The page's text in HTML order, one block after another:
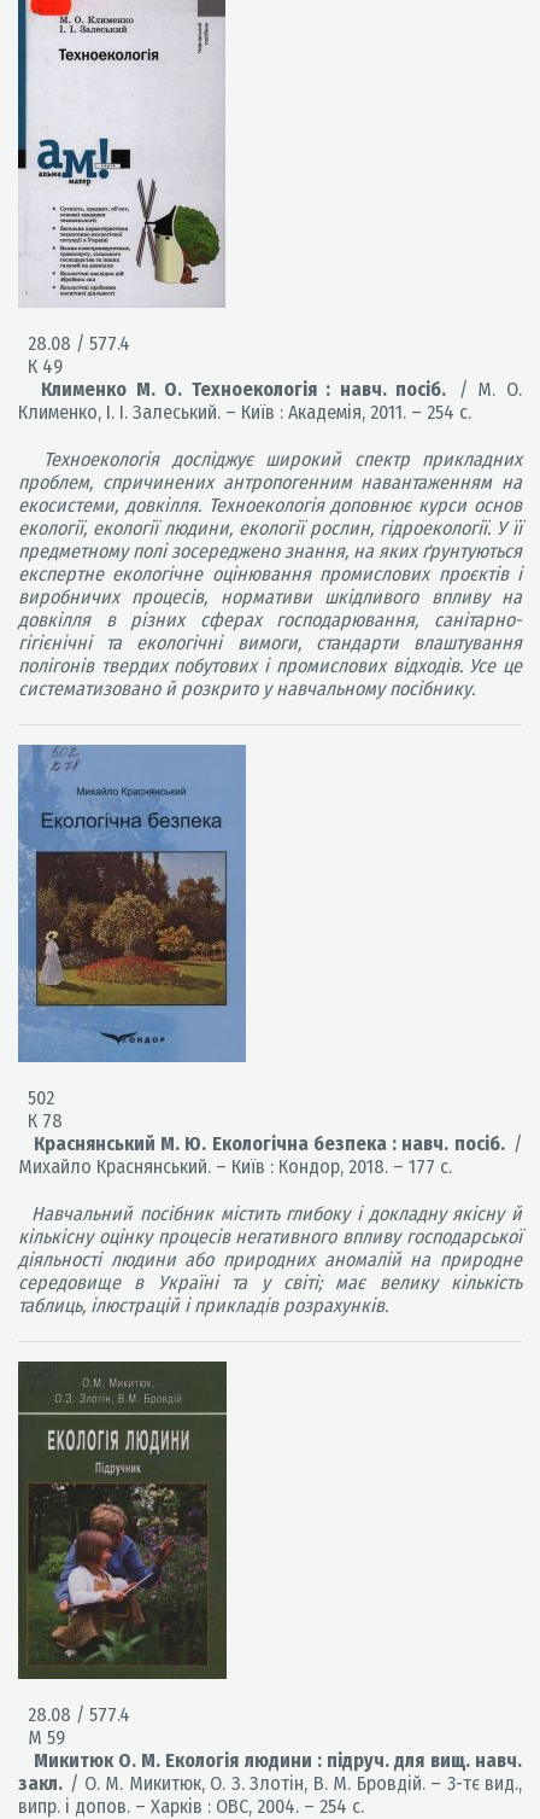
28.08 / 577.4
К 49
Клименко М. О. Техноекологія : навч. посіб.
/ М. О.
Клименко, І. І. Залеський. – Київ : Академія, 2011. – 254 с.
Техноекологія досліджує широкий спектр прикладних
проблем, спричинених антропогенним навантаженням на
екосистеми, довкілля. Техноекологія доповнює курси основ
екології, екології людини, екології рослин, гідроекології. У її
предметному полі зосереджено знання, на яких ґрунтуються
експертне екологічне оцінювання промислових проєктів і
виробничих процесів, нормативи шкідливого впливу на
довкілля в різних сферах господарювання, санітарно-
гігієнічні та екологічні вимоги, стандарти влаштування
полігонів твердих побутових і промислових відходів. Усе це
систематизовано й розкрито у навчальному посібнику.
502
К 78
Краснянський М. Ю. Екологічна безпека : навч. посіб. /
Михайло Краснянський. – Київ : Кондор, 2018. – 177 с.
Навчальний посібник містить глибоку і докладну якісну й
кількісну оцінку процесів негативного впливу господарської
діяльності людини або природних аномалій на природне
середовище в Україні та у світі; має велику кількість
таблиць, ілюстрацій і прикладів розрахунків.
28.08 / 577.4
М 59
Микитюк О. М. Екологія людини : підруч. для вищ. навч.
закл. / О. М. Микитюк, О. З. Злотін, В. М. Бровдій. – 3-тє вид.,
випр. і допов. – Харків : ОВС, 2004. – 254 с.